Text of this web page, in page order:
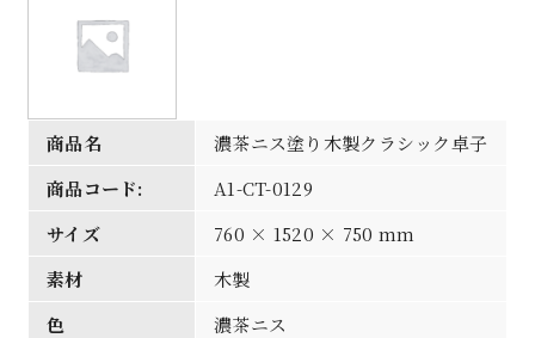
商品名
濃茶ニス塗り木製クラシック卓子
商品コード:
A1-CT-0129
サイズ
760 × 1520 × 750 mm
素材
木製
色
濃茶ニス